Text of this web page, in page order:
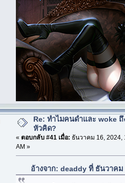
Re: ทำไมคนดำและ woke ถึ
หัวคิด?
« ตอบกลับ #41 เมื่อ: ธันวาคม 16, 2024,
AM »
อ้างจาก: deaddy ที่ ธันวาคม